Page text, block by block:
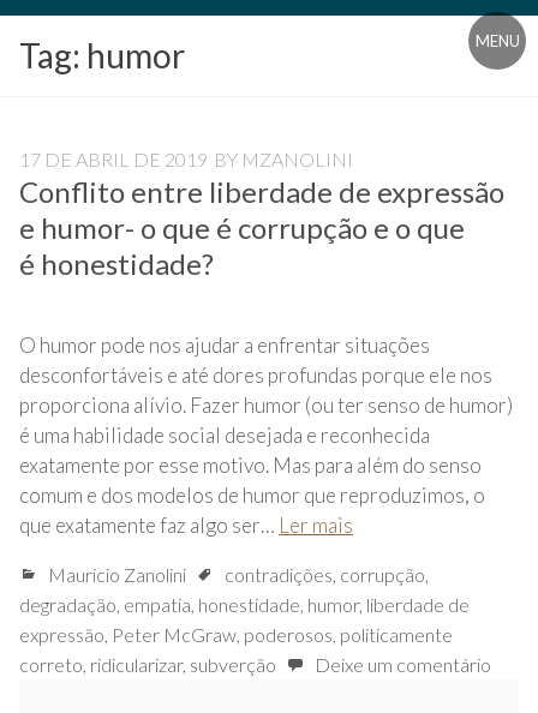
Blog
Universidade
Pampédia
MENU
Tag: humor
17 DE ABRIL DE 2019 BY MZANOLINI
Conflito entre liberdade de expressão
e humor- o que é corrupção e o que
é honestidade?
O humor pode nos ajudar a enfrentar situações
desconfortáveis e até dores profundas porque ele nos
proporciona alívio. Fazer humor (ou ter senso de humor)
é uma habilidade social desejada e reconhecida
exatamente por esse motivo. Mas para além do senso
comum e dos modelos de humor que reproduzimos, o
que exatamente faz algo ser… Ler mais
Mauricio Zanolini contradições, corrupção,
degradação, empatia, honestidade, humor, liberdade de
expressão, Peter McGraw, poderosos, politicamente
correto, ridicularizar, subverção Deixe um comentário